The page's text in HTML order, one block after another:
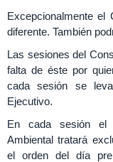
Excepcionalmente el
diferente. También
Las sesiones del
falta de éste por
cada sesión se
Ejecutivo.
En cada sesión el
Ambiental tratará
el orden del día